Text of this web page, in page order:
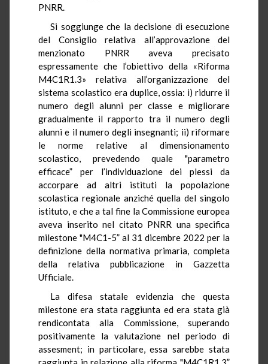
PNRR.
Si soggiunge che la decisione di esecuzione
del Consiglio relativa all’approvazione del
menzionato PNRR aveva precisato
espressamente che l’obiettivo della «Riforma
M4C1R1.3» relativa all’organizzazione del
sistema scolastico era duplice, ossia: i) ridurre il
numero degli alunni per classe e migliorare
gradualmente il rapporto tra il numero degli
alunni e il numero degli insegnanti; ii) riformare
le norme relative al dimensionamento
scolastico, prevedendo quale "parametro
efficace” per l’individuazione dei plessi da
accorpare ad altri istituti la popolazione
scolastica regionale anziché quella del singolo
istituto, e che a tal fine la Commissione europea
aveva inserito nel citato PNRR una specifica
milestone "M4C1-5” al 31 dicembre 2022 per la
definizione della normativa primaria, completa
della relativa pubblicazione in Gazzetta
Ufficiale.
La difesa statale evidenzia che questa
milestone era stata raggiunta ed era stata già
rendicontata alla Commissione, superando
positivamente la valutazione nel periodo di
assesment; in particolare, essa sarebbe stata